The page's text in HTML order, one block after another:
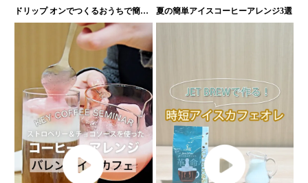
ドリップ オンでつくるおうちで簡単
アイスカフェオレ
夏の簡単アイスコーヒーアレンジ3選